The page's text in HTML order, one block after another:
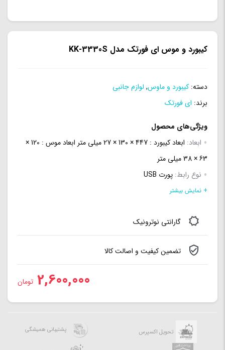
کیبورد و موس ای فورتک مدل KK-3330S
دسته: کیبورد و ماوس, لوازم جانبی
برند: ای فورتک
ویژگی‌های محصول
ابعاد:
ابعاد کیبورد : 447 × 130 × 27 میلی متر ابعاد موس : 120 ×
63 × 38 میلی متر
نوع رابط: پورت USB
نوع اتصال:
سازگار با سیستم عامل:Windows 7 / 8 / 8.1 / 10
تعداد کلیدها:104 عدد
نوع حسگر:اپتیکال
+ نمایش بیشتر
گارانتی نوترونیک
تضمین کیفیت و اصالت کالا
2,600,000 تومان
تحویل اکسپرس پشتیبانی همیشگی